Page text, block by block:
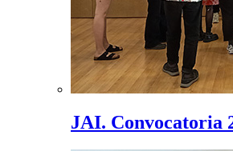
JAI. Convocatoria